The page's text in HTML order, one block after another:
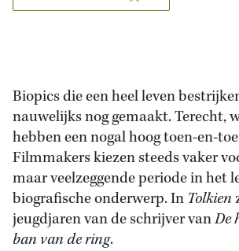
Biopics die een heel leven
nauwelijks nog gemaakt. Terecht,
hebben een nogal hoog toen-en-
Filmmakers kiezen steeds vaker
maar veelzeggende periode in het
biografische onderwerp. InTolkien
jeugdjaren van de schrijver vanDe
ban van de ring.